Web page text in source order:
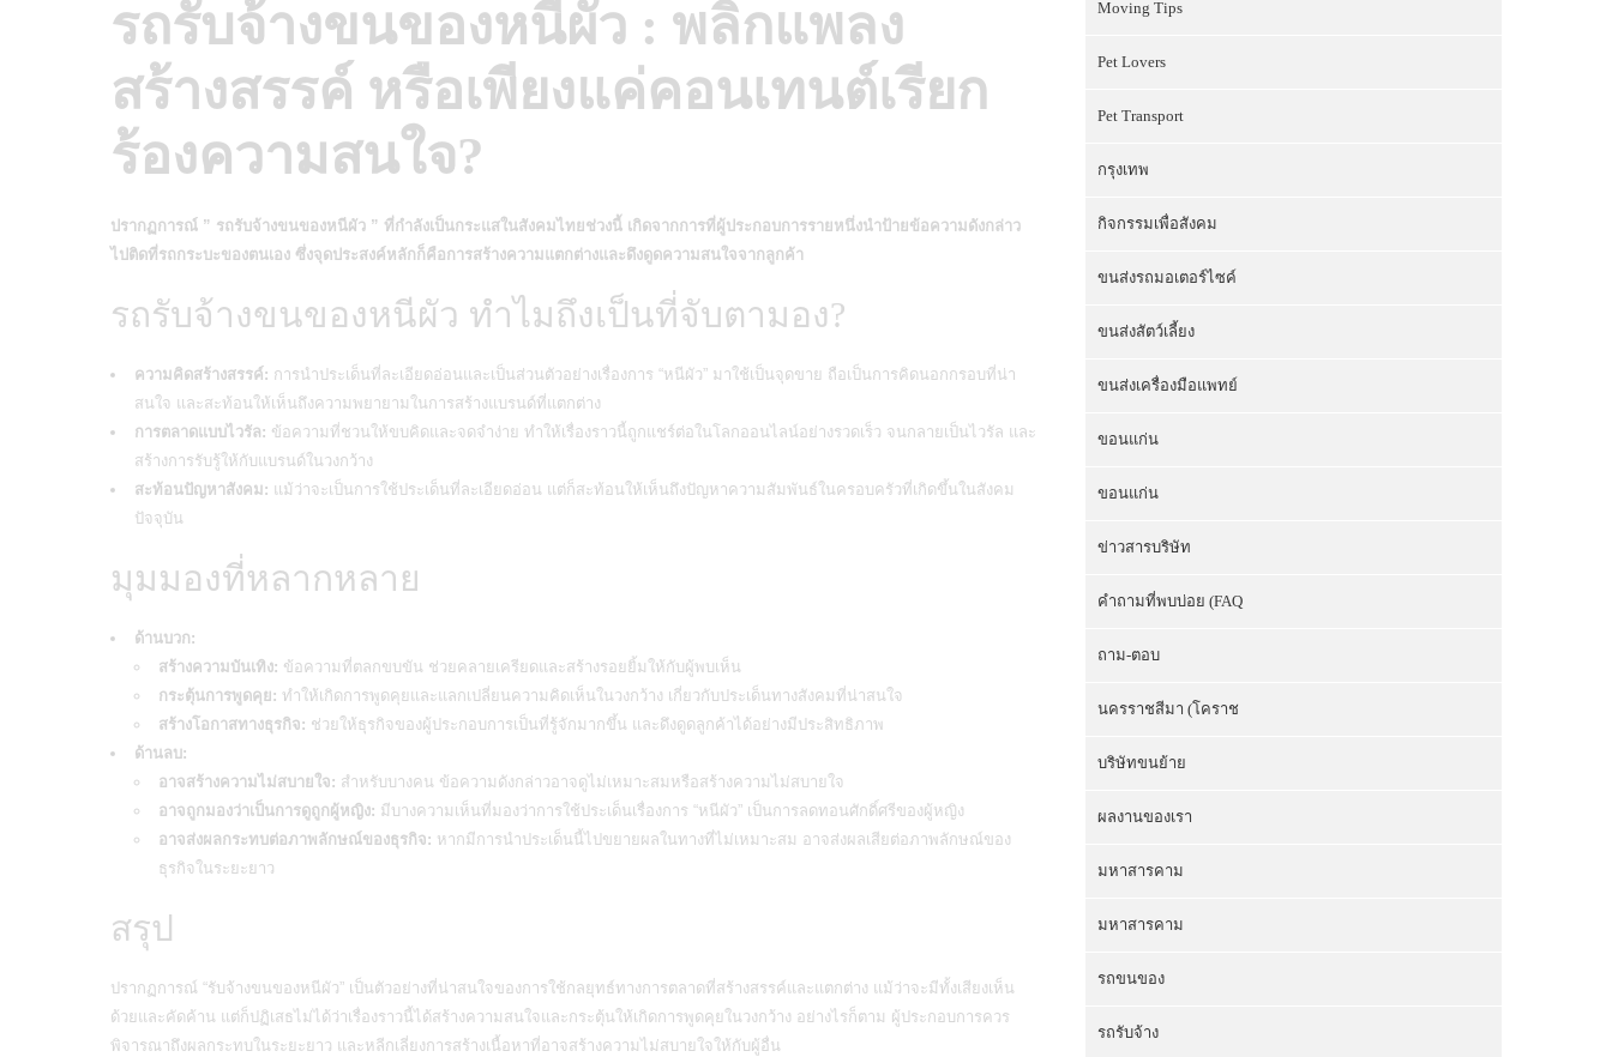
รถรับจ้างขนของหนีผัว : พลิกแพลง
สร้างสรรค์ หรือเพียงแค่คอนเทนต์เรียก
ร้องความสนใจ?
ปรากฏการณ์ ” รถรับจ้างขนของหนีผัว ” ที่กำลังเป็นกระแสในสังคมไทยช่วงนี้ เกิดจากการที่ผู้ประกอบการรายหนึ่งนำป้ายข้อความดังกล่าว
ไปติดที่รถกระบะของตนเอง ซึ่งจุดประสงค์หลักก็คือการสร้างความแตกต่างและดึงดูดความสนใจจากลูกค้า
รถรับจ้างขนของหนีผัว ทำไมถึงเป็นที่จับตามอง?
ความคิดสร้างสรรค์: การนำประเด็นที่ละเอียดอ่อนและเป็นส่วนตัวอย่างเรื่องการ “หนีผัว” มาใช้เป็นจุดขาย ถือเป็นการคิดนอกกรอบที่น่า
สนใจ และสะท้อนให้เห็นถึงความพยายามในการสร้างแบรนด์ที่แตกต่าง
การตลาดแบบไวรัล: ข้อความที่ชวนให้ขบคิดและจดจำง่าย ทำให้เรื่องราวนี้ถูกแชร์ต่อในโลกออนไลน์อย่างรวดเร็ว จนกลายเป็นไวรัล และ
สร้างการรับรู้ให้กับแบรนด์ในวงกว้าง
สะท้อนปัญหาสังคม: แม้ว่าจะเป็นการใช้ประเด็นที่ละเอียดอ่อน แต่ก็สะท้อนให้เห็นถึงปัญหาความสัมพันธ์ในครอบครัวที่เกิดขึ้นในสังคม
ปัจจุบัน
มุมมองที่หลากหลาย
ด้านบวก:
สร้างความบันเทิง: ข้อความที่ตลกขบขัน ช่วยคลายเครียดและสร้างรอยยิ้มให้กับผู้พบเห็น
กระตุ้นการพูดคุย: ทำให้เกิดการพูดคุยและแลกเปลี่ยนความคิดเห็นในวงกว้าง เกี่ยวกับประเด็นทางสังคมที่น่าสนใจ
สร้างโอกาสทางธุรกิจ: ช่วยให้ธุรกิจของผู้ประกอบการเป็นที่รู้จักมากขึ้น และดึงดูดลูกค้าได้อย่างมีประสิทธิภาพ
ด้านลบ:
อาจสร้างความไม่สบายใจ: สำหรับบางคน ข้อความดังกล่าวอาจดูไม่เหมาะสมหรือสร้างความไม่สบายใจ
อาจถูกมองว่าเป็นการดูถูกผู้หญิง: มีบางความเห็นที่มองว่าการใช้ประเด็นเรื่องการ “หนีผัว” เป็นการลดทอนศักดิ์ศรีของผู้หญิง
อาจส่งผลกระทบต่อภาพลักษณ์ของธุรกิจ: หากมีการนำประเด็นนี้ไปขยายผลในทางที่ไม่เหมาะสม อาจส่งผลเสียต่อภาพลักษณ์ของ
ธุรกิจในระยะยาว
สรุป
ปรากฏการณ์ “รับจ้างขนของหนีผัว” เป็นตัวอย่างที่น่าสนใจของการใช้กลยุทธ์ทางการตลาดที่สร้างสรรค์และแตกต่าง แม้ว่าจะมีทั้งเสียงเห็น
ด้วยและคัดค้าน แต่ก็ปฏิเสธไม่ได้ว่าเรื่องราวนี้ได้สร้างความสนใจและกระตุ้นให้เกิดการพูดคุยในวงกว้าง อย่างไรก็ตาม ผู้ประกอบการควร
พิจารณาถึงผลกระทบในระยะยาว และหลีกเลี่ยงการสร้างเนื้อหาที่อาจสร้างความไม่สบายใจให้กับผู้อื่น
Moving Tips
Pet Lovers
Pet Transport
กรุงเทพ
กิจกรรมเพื่อสังคม
ขนส่งรถมอเตอร์ไซค์
ขนส่งสัตว์เลี้ยง
ขนส่งเครื่องมือแพทย์
ขอนแก่น
ขอนแก่น
ข่าวสารบริษัท
คำถามที่พบบ่อย (FAQ
ถาม-ตอบ
นครราชสีมา (โคราช
บริษัทขนย้าย
ผลงานของเรา
มหาสารคาม
มหาสารคาม
รถขนของ
รถรับจ้าง